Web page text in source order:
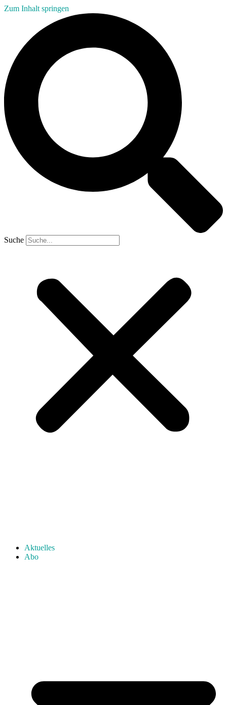
Zum Inhalt springen
Suche
Aktuelles
Abo